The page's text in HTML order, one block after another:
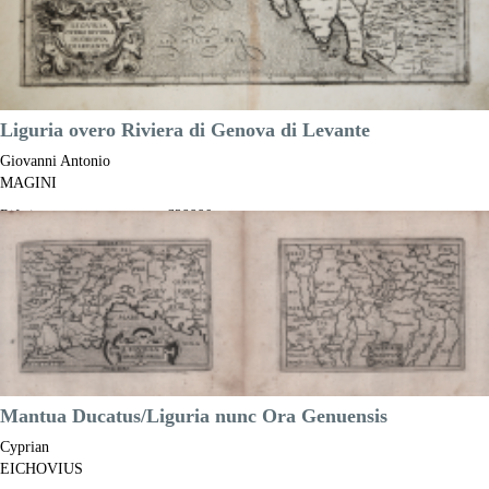
Liguria overo Riviera di Genova di Levante
Giovanni Antonio
MAGINI
Riferimento:
S38990
Misure:
485 x 350 mm
Anno:
1597
Luogo di Stampa:
Bologna
Prezzo
4.500,00 €
Anteprima
Mantua Ducatus/Liguria nunc Ora Genuensis
Cyprian
EICHOVIUS